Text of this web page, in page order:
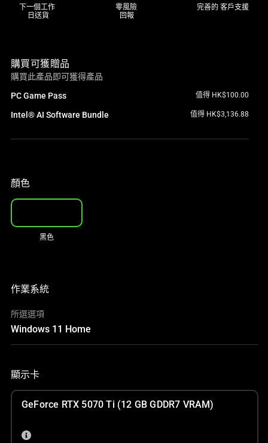
any
buttons
to
change
image
下一個工作
日送貨
零風險
回報
完善的 客戶支援
購買可獲贈品
購買此產品即可獲得產品
PC Game Pass
值得 HK$100.00
Intel® AI Software Bundle 值得 HK$3,136.88
顏色
黑色
作業系統
所選選項
Windows 11 Home
顯示卡
GeForce RTX 5070 Ti (12 GB GDDR7 VRAM)